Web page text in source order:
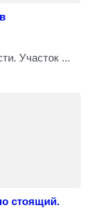
Участок ...
стоящий.